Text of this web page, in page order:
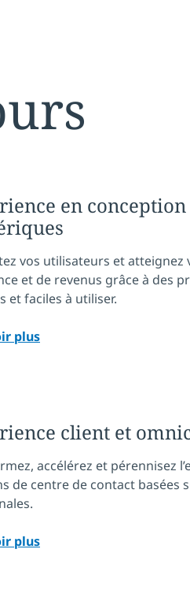
en
vos utilisateurs et
et de revenus grâce à des
et faciles à utiliser.
plus
client et
accélérez et pérennisez
de centre de contact basées
plus